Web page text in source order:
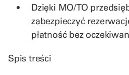
Dzięki MO/TO
zabezpieczyć
płatność bez
Spis treści